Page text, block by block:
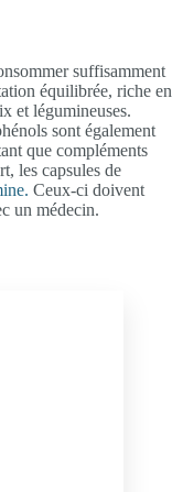
suffisamment
équilibrée, riche en
et légumineuses.
sont également
que compléments
les capsules de
Ceux-ci doivent
un médecin.